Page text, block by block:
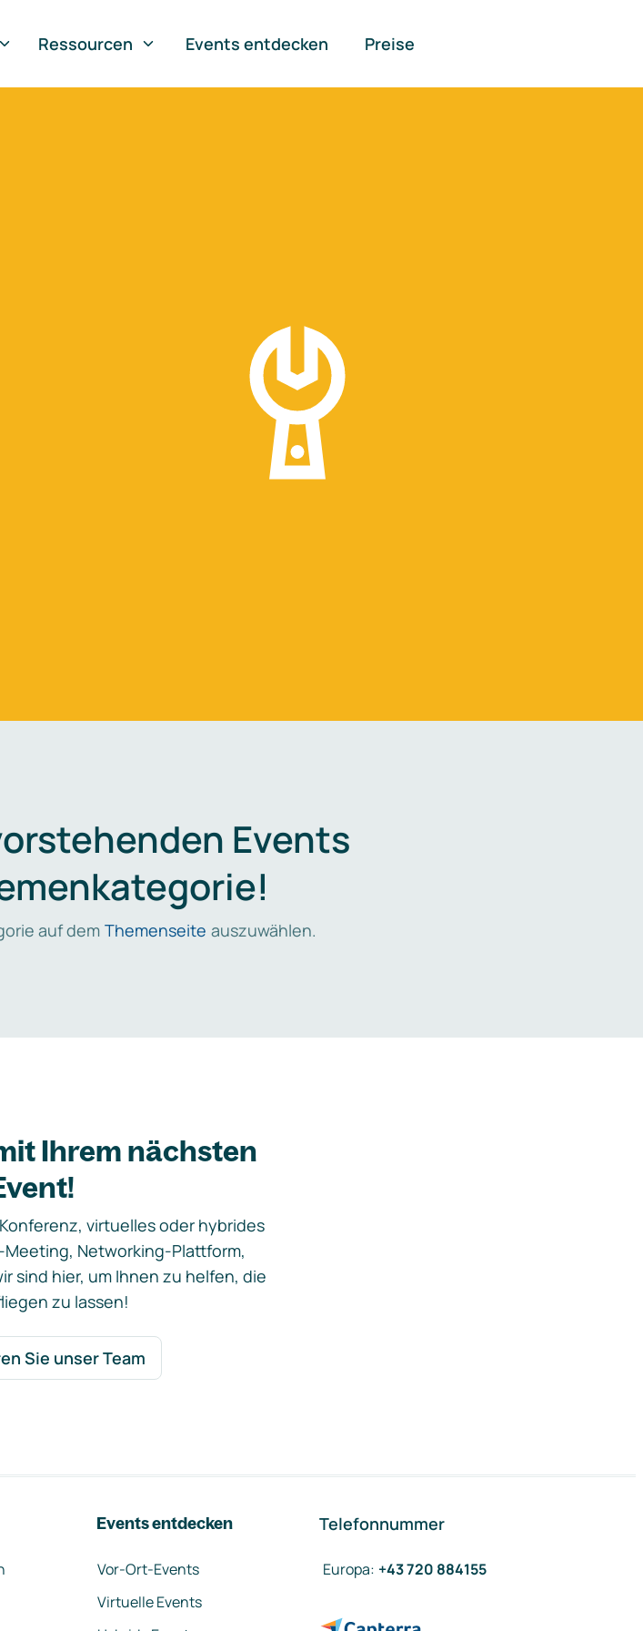
Ressourcen Events entdecken Preise
Events
auf dem Themenseite auszuwählen.
Ihrem nächsten
virtuelles oder hybrides
Meeting, Networking-Plattform,
sind hier, um Ihnen zu helfen, die
zu lassen!
Sie unser Team
Events entdecken
Vor-Ort-Events
Virtuelle Events
Telefonnummer
Europa: +43 720 884155